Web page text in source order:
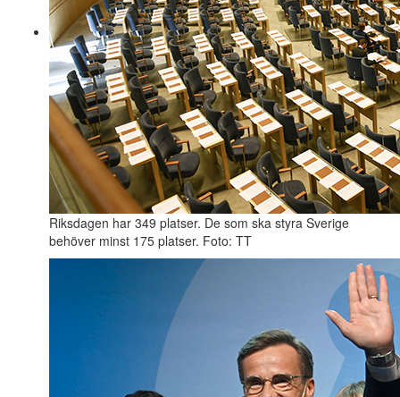
Riksdagen har 349 platser. De som ska styra Sverige
behöver minst 175 platser. Foto: TT